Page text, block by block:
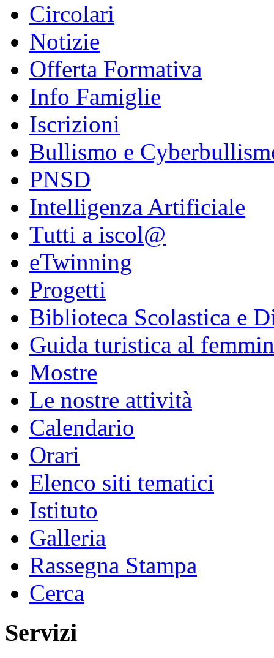
Circolari
Notizie
Offerta Formativa
Info Famiglie
Iscrizioni
Bullismo e
PNSD
Intelligenza Artificiale
Tutti a iscol@
eTwinning
Progetti
Biblioteca Scolastica e
Guida turistica al
Mostre
Le nostre attività
Calendario
Orari
Elenco siti tematici
Istituto
Galleria
Rassegna Stampa
Cerca
Servizi